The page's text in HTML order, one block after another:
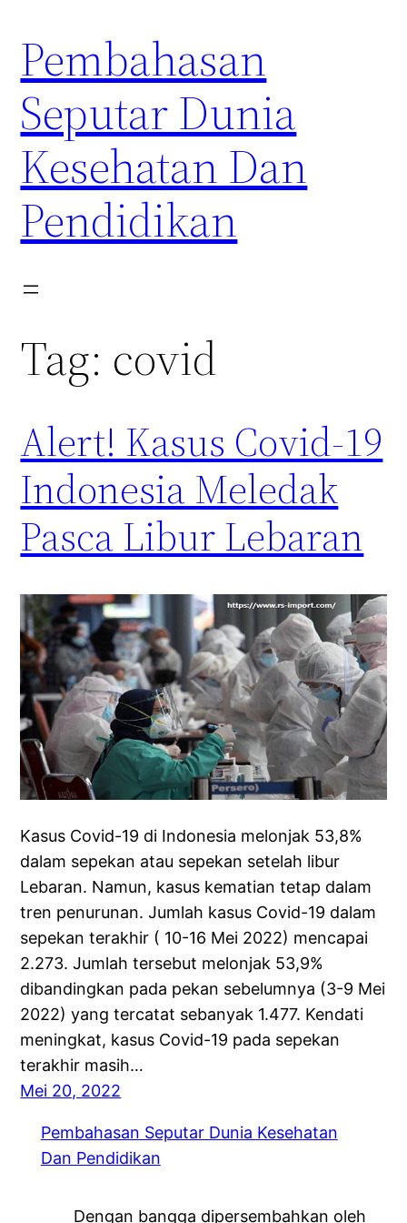
content
Pembahasan
Seputar Dunia
Kesehatan Dan
Pendidikan
Tag: covid
Alert! Kasus Covid-19
Indonesia Meledak
Pasca Libur Lebaran
Kasus Covid-19 di Indonesia melonjak 53,8%
dalam sepekan atau sepekan setelah libur
Lebaran. Namun, kasus kematian tetap dalam
tren penurunan. Jumlah kasus Covid-19 dalam
sepekan terakhir ( 10-16 Mei 2022) mencapai
2.273. Jumlah tersebut melonjak 53,9%
dibandingkan pada pekan sebelumnya (3-9 Mei
2022) yang tercatat sebanyak 1.477. Kendati
meningkat, kasus Covid-19 pada sepekan
terakhir masih…
Mei 20, 2022
Pembahasan Seputar Dunia Kesehatan
Dan Pendidikan
Dengan bangga dipersembahkan oleh